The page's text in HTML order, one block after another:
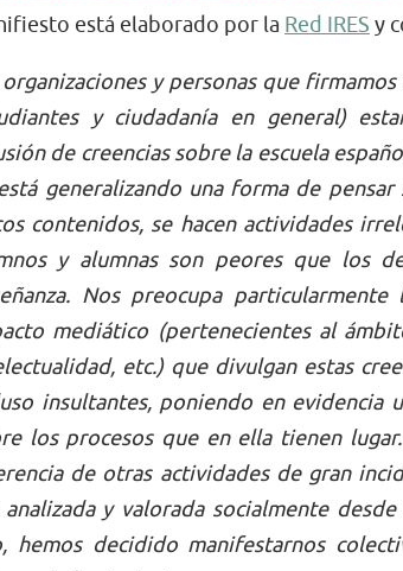
está elaborado por la Red IRES y
organizaciones y personas que
y ciudadanía en general)
de creencias sobre la escuela
generalizando una forma de
contenidos, se hacen actividades
y alumnas son peores que los
Nos preocupa
mediático (pertenecientes al
etc.) que divulgan estas
insultantes, poniendo en evidencia
los procesos que en ella tienen
de otras actividades de gran
analizada y valorada socialmente
hemos decidido manifestarnos